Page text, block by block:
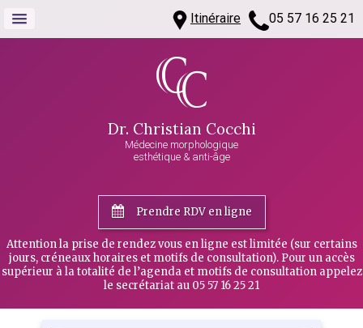
05 57 16 25 21
Itinéraire
Dr. Christian Cocchi
Médecine morphologique
esthétique & anti-âge
Prendre RDV en ligne
Attention la prise de rendez vous en ligne est limitée (sur certains
jours, créneaux horaires et motifs de consultation). Pour un accès
supérieur à la totalité de l’agenda et motifs de consultation appelez
le secrétariat au 05 57 16 25 21